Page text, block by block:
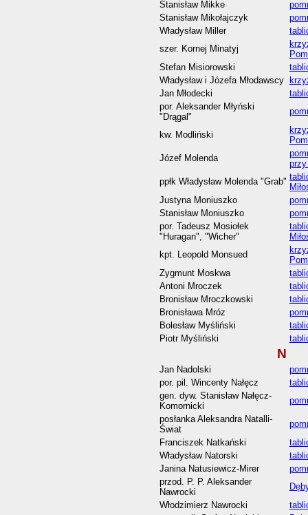
Stanisław Mikke
Stanisław Mikołajczyk
Władysław Miller
szer. Kornej Minatyj
Stefan Misiorowski
Władysław i Józefa Młodawscy
Jan Młodecki
por. Aleksander Młyński
"Drągal"
kw. Modliński
Józef Molenda
ppłk Władysław Molenda "Grab"
Justyna Moniuszko
Stanisław Moniuszko
por. Tadeusz Mosiołek
"Huragan", "Wicher"
kpt. Leopold Monsued
Zygmunt Moskwa
Antoni Mroczek
Bronisław Mroczkowski
Bronisława Mróz
Bolesław Myśliński
Piotr Myśliński
N
Jan Nadolski
por. pil. Wincenty Nałęcz
gen. dyw. Stanisław Nałęcz-
Komornicki
posłanka Aleksandra Natalli-
Świat
Franciszek Natkański
Władysław Natorski
Janina Natusiewicz-Mirer
przod. P. P. Aleksander
Nawrocki
Włodzimierz Nawrocki